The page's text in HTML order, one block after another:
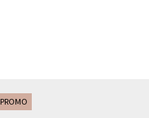
PROMO